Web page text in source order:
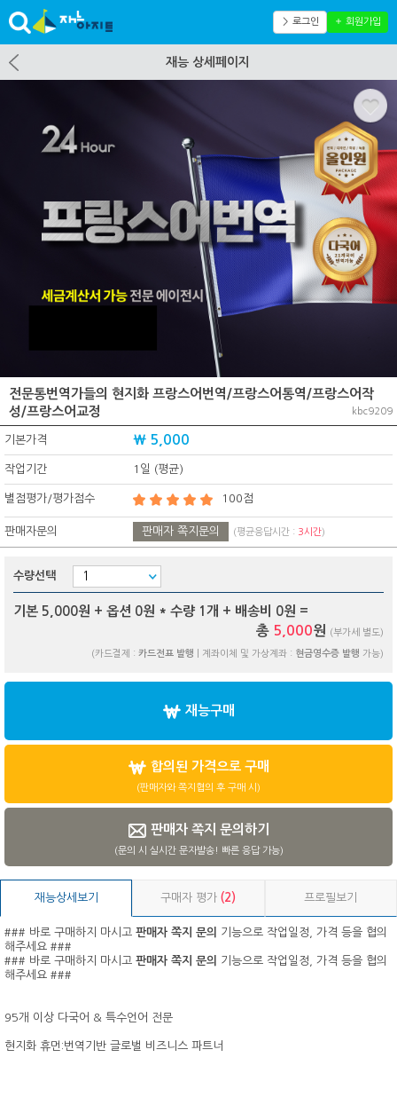
＞ 로그인 ＋ 회원가입
재능 상세페이지
전문통번역가들의 현지화 프랑스어번역/프랑스어통역/프랑스어작
성/프랑스어교정
kbc9209
기본가격 ₩ 5,000
작업기간 1일 (평균)
별점평가/평가점수 100점
판매자문의 판매자 쪽지문의 (평균응답시간 : 3시간)
수량선택
기본 5,000원 + 옵션 0원 * 수량 1 개 + 배송비 0원 =
총 5,000원 (부가세 별도)
(카드결제 : 카드전표 발행 | 계좌이체 및 가상계좌 : 현금영수증 발행 가능)
재능구매
합의된 가격으로 구매
(판매자와 쪽지협의 후 구매 시)
판매자 쪽지 문의하기
(문의 시 실시간 문자발송! 빠른 응답 가능)
재능상세보기 구매자 평가(2) 프로필보기
### 바로 구매하지 마시고 판매자 쪽지 문의
기능으로 작업일정, 가격 등을 협의
해주세요 ###
### 바로 구매하지 마시고 판매자 쪽지 문의
기능으로 작업일정, 가격 등을 협의
해주세요 ###
95개 이상 다국어 & 특수언어 전문
현지화 휴먼:번역기반 글로벌 비즈니스 파트너